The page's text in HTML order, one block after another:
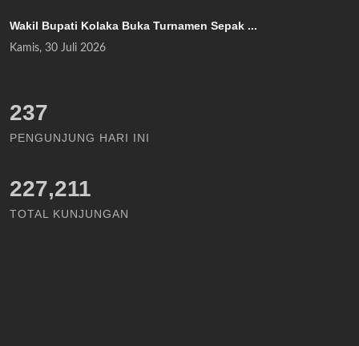
Wakil Bupati Kolaka Buka Turnamen Sepak ...
Kamis, 30 Juli 2026
276
PENGUNJUNG HARI INI
227,211
TOTAL KUNJUNGAN